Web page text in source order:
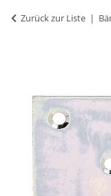
Zurück zur Liste